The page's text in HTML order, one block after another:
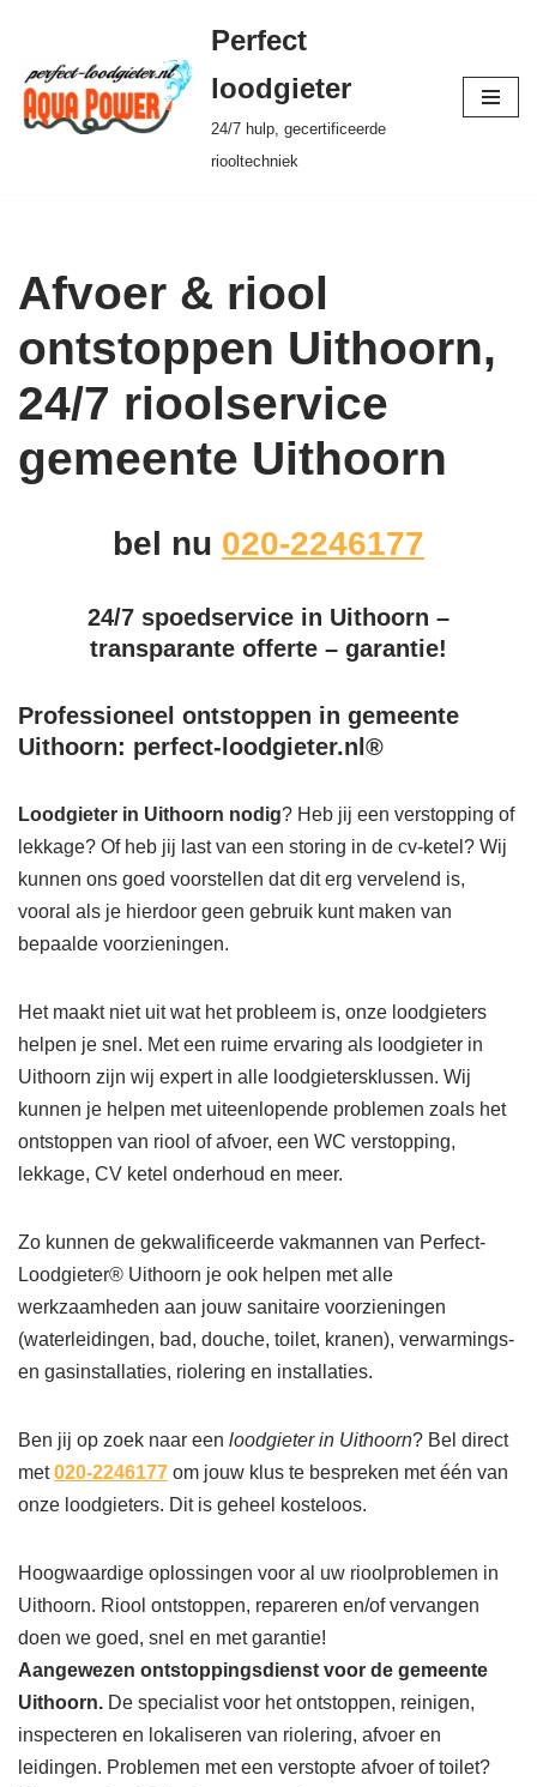
Ga
naar
de
Perfect
loodgieter
24/7 hulp, gecertificeerde
riooltechniek
Afvoer & riool
ontstoppen Uithoorn,
24/7 rioolservice
gemeente Uithoorn
bel nu 020-2246177
24/7 spoedservice in Uithoorn –
transparante offerte – garantie!
Professioneel ontstoppen in gemeente
Uithoorn: perfect-loodgieter.nl®
Loodgieter in Uithoorn nodig? Heb jij een verstopping of
lekkage? Of heb jij last van een storing in de cv-ketel? Wij
kunnen ons goed voorstellen dat dit erg vervelend is,
vooral als je hierdoor geen gebruik kunt maken van
bepaalde voorzieningen.
Het maakt niet uit wat het probleem is, onze loodgieters
helpen je snel. Met een ruime ervaring als loodgieter in
Uithoorn zijn wij expert in alle loodgietersklussen. Wij
kunnen je helpen met uiteenlopende problemen zoals het
ontstoppen van riool of afvoer, een WC verstopping,
lekkage, CV ketel onderhoud en meer.
Zo kunnen de gekwalificeerde vakmannen van Perfect-
Loodgieter® Uithoorn je ook helpen met alle
werkzaamheden aan jouw sanitaire voorzieningen
(waterleidingen, bad, douche, toilet, kranen), verwarmings-
en gasinstallaties, riolering en installaties.
Ben jij op zoek naar een loodgieter in Uithoorn? Bel direct
met020-2246177 om jouw klus te bespreken met één van
onze loodgieters. Dit is geheel kosteloos.
Hoogwaardige oplossingen voor al uw rioolproblemen in
Uithoorn. Riool ontstoppen, repareren en/of vervangen
doen we goed, snel en met garantie!
Aangewezen ontstoppingsdienst voor de gemeente
Uithoorn. De specialist voor het ontstoppen, reinigen,
inspecteren en lokaliseren van riolering, afvoer en
leidingen. Problemen met een verstopte afvoer of toilet?